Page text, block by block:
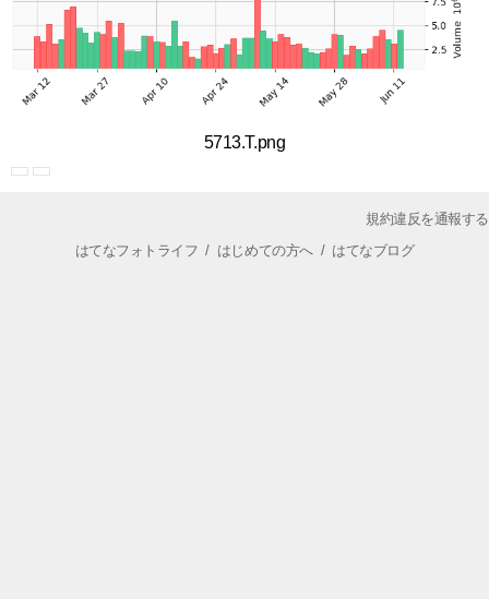
5713.T.png
規約違反を通報する
はてなフォトライフ / はじめての方へ/ はてなブログ